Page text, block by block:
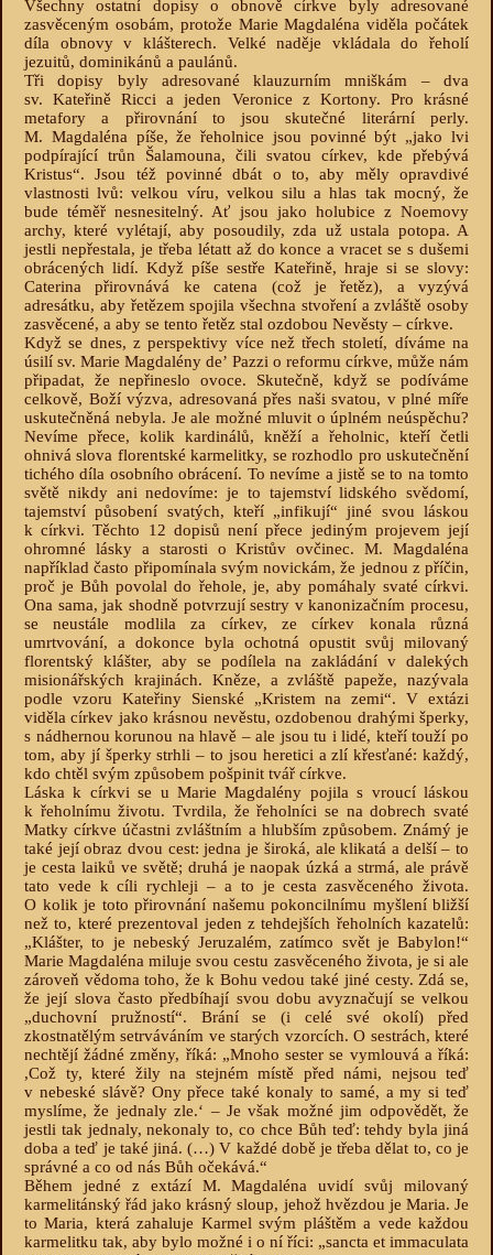
Všechny ostatní dopisy o obnově církve byly adresované
zasvěceným osobám, protože Marie Magdaléna viděla počátek
díla obnovy v klášterech. Velké naděje vkládala do řeholí
jezuitů, dominikánů a paulánů.
Tři dopisy byly adresované klauzurním mniškám – dva
sv. Kateřině Ricci a jeden Veronice z Kortony. Pro krásné
metafory a přirovnání to jsou skutečné literární perly.
M. Magdaléna píše, že řeholnice jsou povinné být „jako lvi
podpírající trůn Šalamouna, čili svatou církev, kde přebývá
Kristus“. Jsou též povinné dbát o to, aby měly opravdivé
vlastnosti lvů: velkou víru, velkou silu a hlas tak mocný, že
bude téměř nesnesitelný. Ať jsou jako holubice z Noemovy
archy, které vylétají, aby posoudily, zda už ustala potopa. A
jestli nepřestala, je třeba létatt až do konce a vracet se s dušemi
obrácených lidí. Když píše sestře Kateřině, hraje si se slovy:
Caterina přirovnává ke catena (což je řetěz), a vyzývá
adresátku, aby řetězem spojila všechna stvoření a zvláště osoby
zasvěcené, a aby se tento řetěz stal ozdobou Nevěsty – církve.
Když se dnes, z perspektivy více než třech století, díváme na
úsilí sv. Marie Magdalény deʼ Pazzi o reformu církve, může nám
připadat, že nepřineslo ovoce. Skutečně, když se podíváme
celkově, Boží výzva, adresovaná přes naši svatou, v plné míře
uskutečněná nebyla. Je ale možné mluvit o úplném neúspěchu?
Nevíme přece, kolik kardinálů, kněží a řeholnic, kteří četli
ohnivá slova florentské karmelitky, se rozhodlo pro uskutečnění
tichého díla osobního obrácení. To nevíme a jistě se to na tomto
světě nikdy ani nedovíme: je to tajemství lidského svědomí,
tajemství působení svatých, kteří „infikují“ jiné svou láskou
k církvi. Těchto 12 dopisů není přece jediným projevem její
ohromné lásky a starosti o Kristův ovčinec. M. Magdaléna
například často připomínala svým novickám, že jednou z příčin,
proč je Bůh povolal do řehole, je, aby pomáhaly svaté církvi.
Ona sama, jak shodně potvrzují sestry v kanonizačním procesu,
se neustále modlila za církev, ze církev konala různá
umrtvování, a dokonce byla ochotná opustit svůj milovaný
florentský klášter, aby se podílela na zakládání v dalekých
misionářských krajinách. Kněze, a zvláště papeže, nazývala
podle vzoru Kateřiny Sienské „Kristem na zemi“. V extázi
viděla církev jako krásnou nevěstu, ozdobenou drahými šperky,
s nádhernou korunou na hlavě – ale jsou tu i lidé, kteří touží po
tom, aby jí šperky strhli – to jsou heretici a zlí křesťané: každý,
kdo chtěl svým způsobem pošpinit tvář církve.
Láska k církvi se u Marie Magdalény pojila s vroucí láskou
k řeholnímu životu. Tvrdila, že řeholníci se na dobrech svaté
Matky církve účastni zvláštním a hlubším způsobem. Známý je
také její obraz dvou cest: jedna je široká, ale klikatá a delší – to
je cesta laiků ve světě; druhá je naopak úzká a strmá, ale právě
tato vede k cíli rychleji – a to je cesta zasvěceného života.
O kolik je toto přirovnání našemu pokoncilnímu myšlení bližší
než to, které prezentoval jeden z tehdejších řeholních kazatelů:
„Klášter, to je nebeský Jeruzalém, zatímco svět je Babylon!“
Marie Magdaléna miluje svou cestu zasvěceného života, je si ale
zároveň vědoma toho, že k Bohu vedou také jiné cesty. Zdá se,
že její slova často předbíhají svou dobu avyznačují se velkou
„duchovní pružností“. Brání se (i celé své okolí) před
zkostnatělým setrváváním ve starých vzorcích. O sestrách, které
nechtějí žádné změny, říká: „Mnoho sester se vymlouvá a říká:
,Což ty, které žily na stejném místě před námi, nejsou teď
v nebeské slávě? Ony přece také konaly to samé, a my si teď
myslíme, že jednaly zle.‘ – Je však možné jim odpovědět, že
jestli tak jednaly, nekonaly to, co chce Bůh teď: tehdy byla jiná
doba a teď je také jiná. (…) V každé době je třeba dělat to, co je
správné a co od nás Bůh očekává.“
Během jedné z extází M. Magdaléna uvidí svůj milovaný
karmelitánský řád jako krásný sloup, jehož hvězdou je Maria. Je
to Maria, která zahaluje Karmel svým pláštěm a vede každou
karmelitku tak, aby bylo možné i o ní říci: „sancta et immaculata